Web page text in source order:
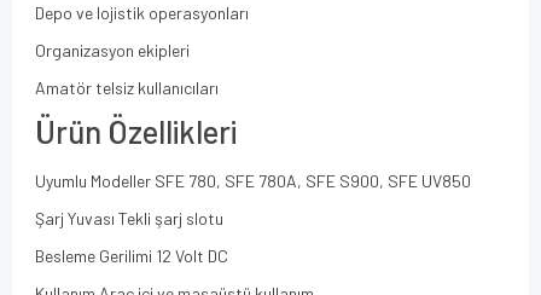
Depo ve lojistik operasyonları
Organizasyon ekipleri
Amatör telsiz kullanıcıları
Ürün Özellikleri
Uyumlu Modeller SFE 780, SFE 780A, SFE S900, SFE UV850
Şarj Yuvası Tekli şarj slotu
Besleme Gerilimi 12 Volt DC